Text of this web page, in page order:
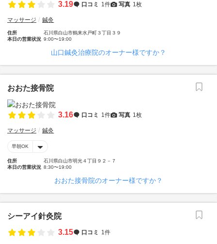
3.19 口コミ 1件 写真 1枚
マッサージ 鍼灸
住所
石川県白山市鶴来水戸町３丁目３９
本日の営業状況 9:00〜19:00
山口鍼灸治療院のオーナー様ですか？
おおた接骨院
3.16 口コミ 1件 写真 1枚
マッサージ 鍼灸
早朝OK
住所
石川県白山市明光４丁目９２－７
本日の営業状況 8:30〜19:00
おおた接骨院のオーナー様ですか？
シーアイ針灸院
3.15
口コミ 1件